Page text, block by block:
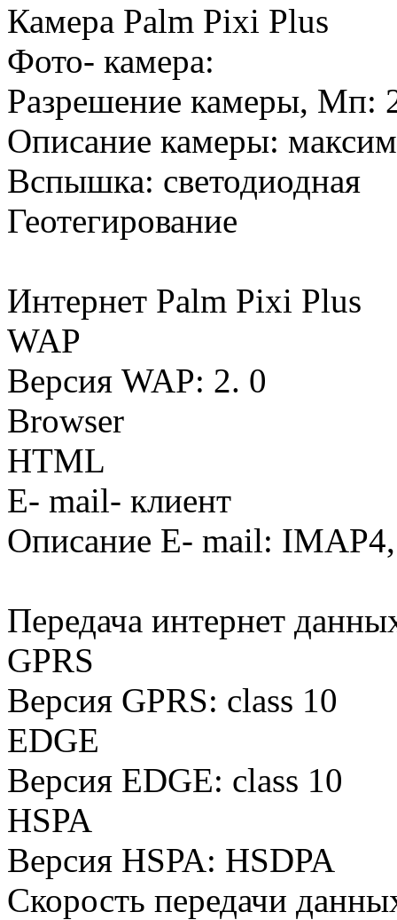
Камера Palm Pixi Plus
Фото- камера:
Разрешение камеры, Мп:
Описание камеры:
Вспышка: светодиодная
Геотегирование
Интернет Palm Pixi Plus
WAP
Версия WAP: 2. 0
Browser
HTML
E- mail- клиент
Описание E- mail:
Передача интернет
GPRS
Версия GPRS: class 10
EDGE
Версия EDGE: class 10
HSPA
Версия HSPA: HSDPA
Скорость передачи